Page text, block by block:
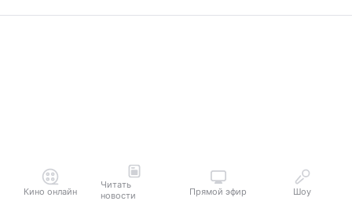
Кино онлайн
Читать
новости
Прямой эфир Шоу